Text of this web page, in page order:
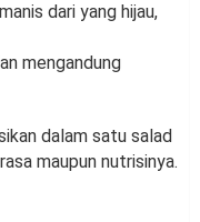
dari yang hijau,
mengandung
dalam satu salad
maupun nutrisinya.